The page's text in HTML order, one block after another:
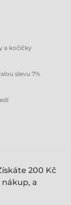
a kočičky
slevu 7%
200 Kč
nákup, a